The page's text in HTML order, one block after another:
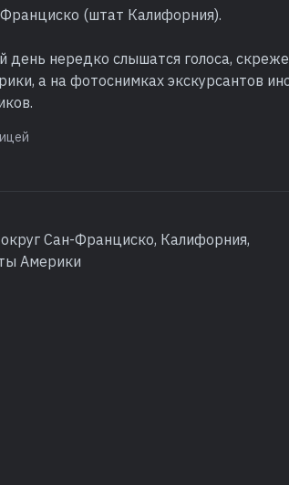
(штат Калифорния).
день нередко слышатся голоса,
а на фотоснимках экскурсантов
Сан-Франциско, Калифорния,
Америки